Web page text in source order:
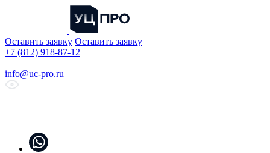
Оставить заявку Оставить заявку
+7 (812) 918-87-12
info@uc-pro.ru